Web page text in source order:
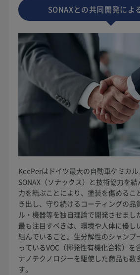
SONAXとの共同開発によ
KeePerはドイツ最大の自動車ケミカ
SONAX（ソナックス）と技術協力を
力を結ぶことにより、塗装を傷めるこ
き出し、守り続けるコーティングの品
ル・機器等を独自理論で開発させまし
最も注目すべきは、環境や人体に優し
組んでいること。生分解性のシャンプ
っているVOC（揮発性有機化合物）を
ナノテクノロジーを駆使した商品も数
す。